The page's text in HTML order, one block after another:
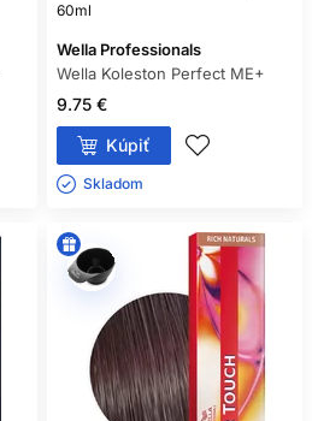
60ml
Wella Professionals
Wella Koleston Perfect ME+
9.75 €
Kúpiť
Skladom ㅤ